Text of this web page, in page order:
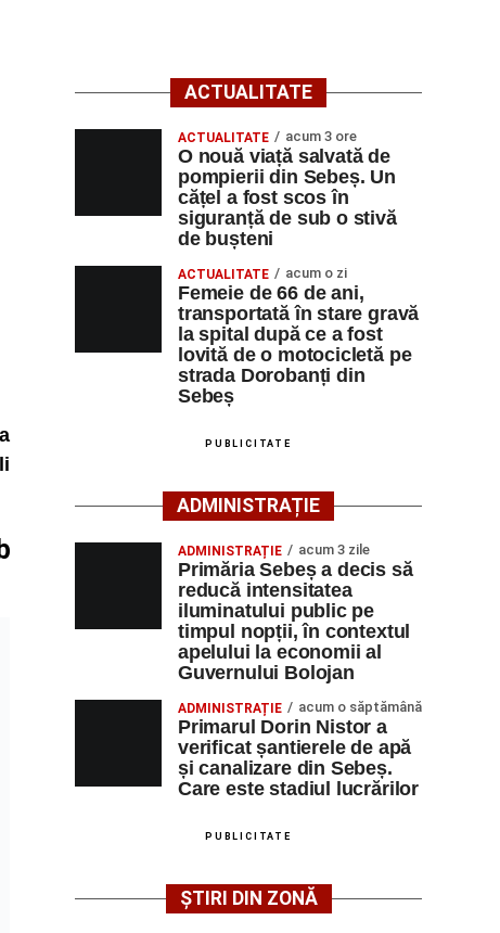
ACTUALITATE
ACTUALITATE acum 3 ore
O nouă viață salvată de
pompierii din Sebeș. Un
cățel a fost scos în
siguranță de sub o stivă
de bușteni
ACTUALITATE acum o zi
Femeie de 66 de ani,
transportată în stare gravă
la spital după ce a fost
lovită de o motocicletă pe
strada Dorobanți din
Sebeș
PUBLICITATE
ADMINISTRAȚIE
ADMINISTRAȚIE acum 3 zile
Primăria Sebeș a decis să
reducă intensitatea
iluminatului public pe
timpul nopții, în contextul
apelului la economii al
Guvernului Bolojan
ADMINISTRAȚIE acum o săptămână
Primarul Dorin Nistor a
verificat șantierele de apă
și canalizare din Sebeș.
Care este stadiul lucrărilor
PUBLICITATE
ȘTIRI DIN ZONĂ